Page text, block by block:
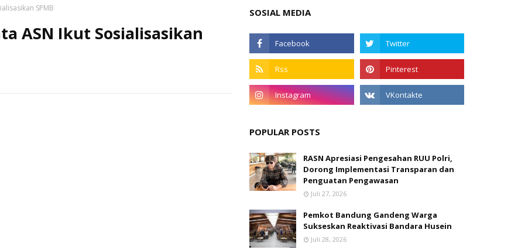
SPMB
ASN Ikut Sosialisasikan
SOSIAL MEDIA
POPULAR POSTS
RASN Apresiasi Pengesahan RUU Polri,
Dorong Implementasi Transparan dan
Penguatan Pengawasan
Juli 27, 2026
Pemkot Bandung Gandeng Warga
Sukseskan Reaktivasi Bandara Husein
Juli 28, 2026